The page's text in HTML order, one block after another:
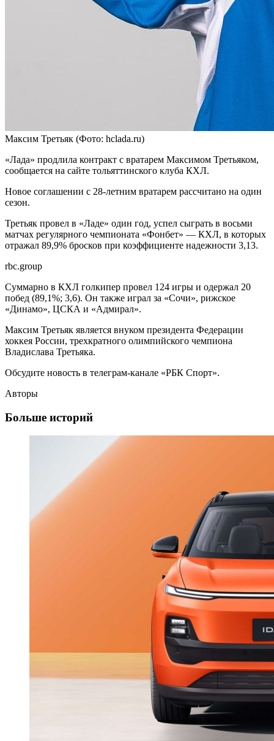
Максим Третьяк (Фото: hclada.ru)
«Лада» продлила контракт с вратарем Максимом Третьяком,
сообщается на сайте тольяттинского клуба КХЛ.
Новое соглашении с 28-летним вратарем рассчитано на один
сезон.
Третьяк провел в «Ладе» один год, успел сыграть в восьми
матчах регулярного чемпионата «Фонбет» — КХЛ, в которых
отражал 89,9% бросков при коэффициенте надежности 3,13.
rbc.group
Суммарно в КХЛ голкипер провел 124 игры и одержал 20
побед (89,1%; 3,6). Он также играл за «Сочи», рижское
«Динамо», ЦСКА и «Адмирал».
Максим Третьяк является внуком президента Федерации
хоккея России, трехкратного олимпийского чемпиона
Владислава Третьяка.
Обсудите новость в телеграм-канале «РБК Спорт».
Авторы
Больше историй